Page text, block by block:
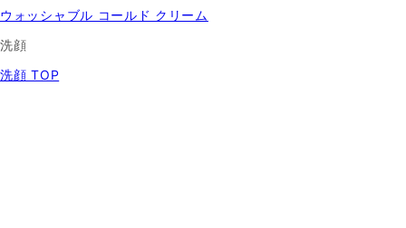
ウォッシャブル コールド クリーム
洗顔
洗顔 TOP